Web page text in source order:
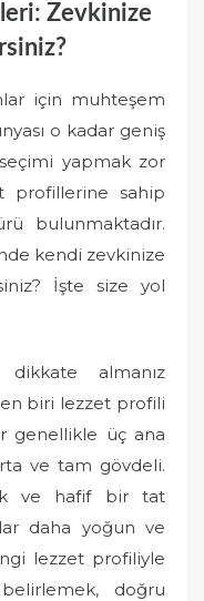
Zevkinize
için muhteşem
o kadar geniş
yapmak zor
profillerine sahip
bulunmaktadır.
kendi zevkinize
İşte size yol
almanız
biri lezzet profili
genellikle üç ana
ve tam gövdeli.
ve hafif bir tat
daha yoğun ve
lezzet profiliyle
doğru